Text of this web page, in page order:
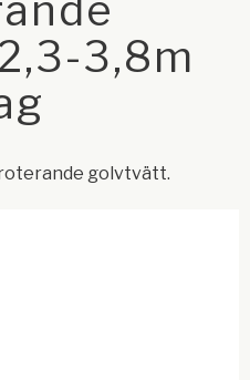
3,8m
golvtvätt.